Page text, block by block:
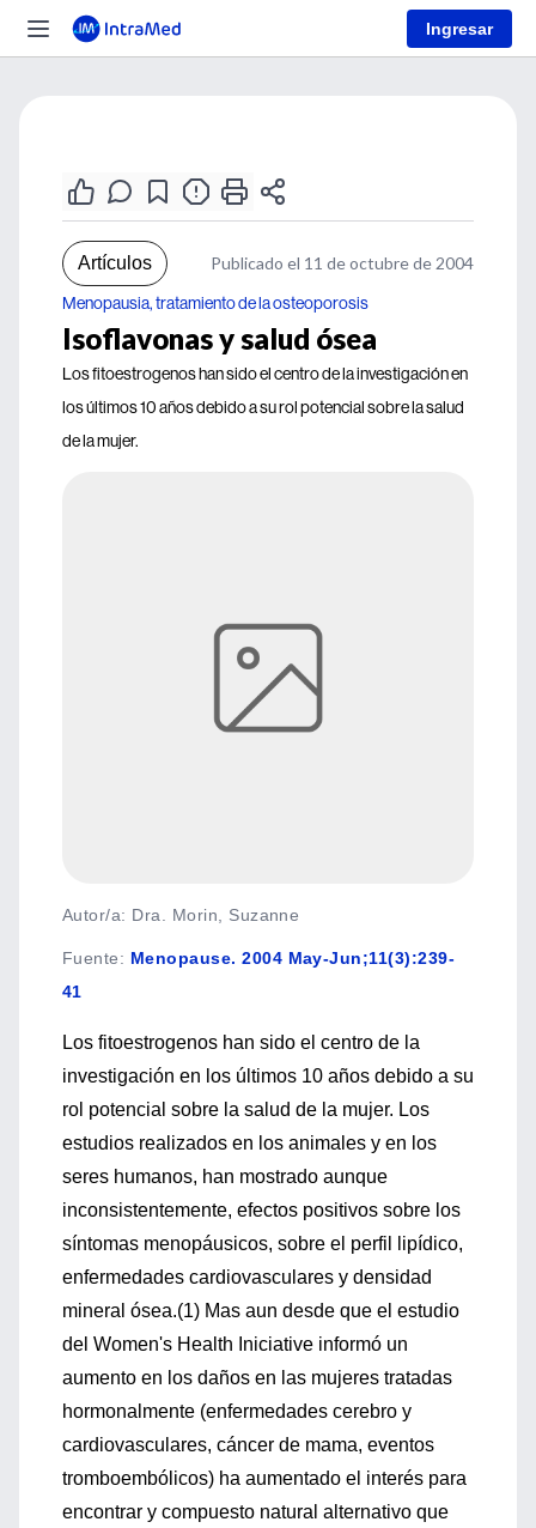
Ingresar
Artículos Publicado el 11 de octubre de 2004
Menopausia, tratamiento de la osteoporosis
Isoflavonas y salud ósea
Los fitoestrogenos han sido el centro de la investigación en
los últimos 10 años debido a su rol potencial sobre la salud
de la mujer.
Autor/a: Dra. Morin, Suzanne
Fuente: Menopause. 2004 May-Jun;11(3):239-
41
Los fitoestrogenos han sido el centro de la
investigación en los últimos 10 años debido a su
rol potencial sobre la salud de la mujer. Los
estudios realizados en los animales y en los
seres humanos, han mostrado aunque
inconsistentemente, efectos positivos sobre los
síntomas menopáusicos, sobre el perfil lipídico,
enfermedades cardiovasculares y densidad
mineral ósea.(1) Mas aun desde que el estudio
del Women's Health Iniciative informó un
aumento en los daños en las mujeres tratadas
hormonalmente (enfermedades cerebro y
cardiovasculares, cáncer de mama, eventos
tromboembólicos) ha aumentado el interés para
encontrar y compuesto natural alternativo que